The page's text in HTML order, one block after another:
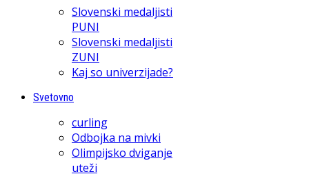
Slovenski medaljisti
PUNI
Slovenski medaljisti
ZUNI
Kaj so univerzijade?
Svetovno
curling
Odbojka na mivki
Olimpijsko dviganje
uteži